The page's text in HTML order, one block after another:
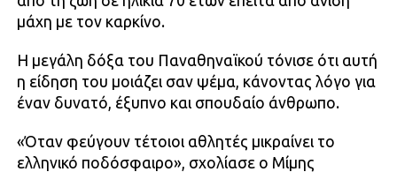
μάχη με τον καρκίνο.
Η μεγάλη δόξα του Παναθηναϊκού τόνισε ότι αυτή
η είδηση του μοιάζει σαν ψέμα, κάνοντας λόγο για
έναν δυνατό, έξυπνο και σπουδαίο άνθρωπο.
«Όταν φεύγουν τέτοιοι αθλητές μικραίνει το
ελληνικό ποδόσφαιρο», σχολίασε ο Μίμης